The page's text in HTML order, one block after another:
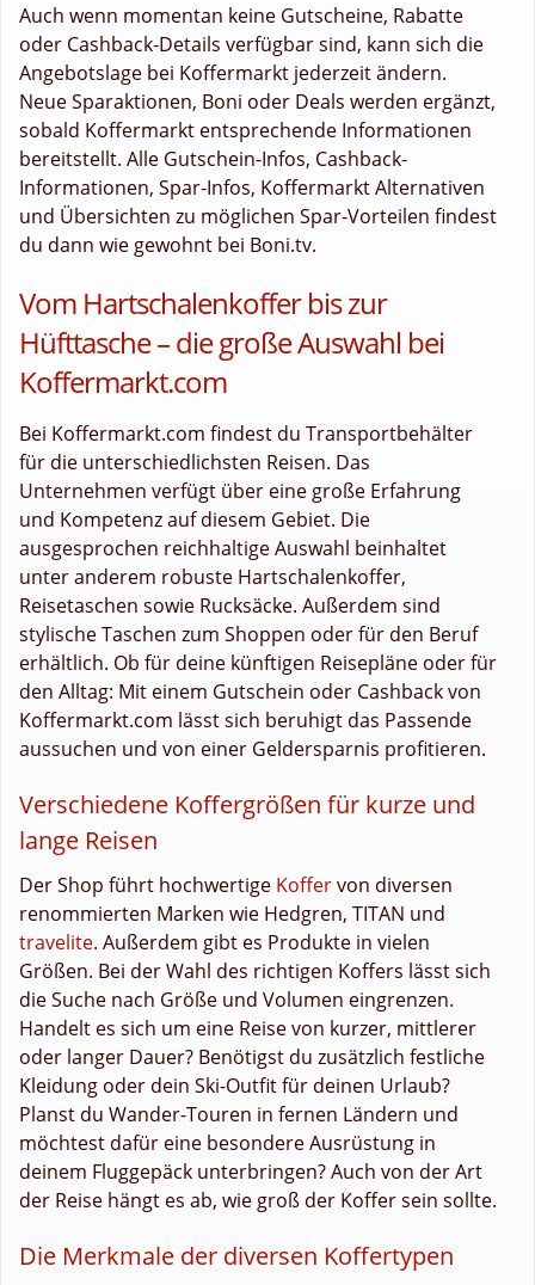
Auch wenn momentan keine Gutscheine, Rabatte
oder Cashback-Details verfügbar sind, kann sich die
Angebotslage bei Koffermarkt jederzeit ändern.
Neue Sparaktionen, Boni oder Deals werden ergänzt,
sobald Koffermarkt entsprechende Informationen
bereitstellt. Alle Gutschein-Infos, Cashback-
Informationen, Spar-Infos, Koffermarkt Alternativen
und Übersichten zu möglichen Spar-Vorteilen findest
du dann wie gewohnt bei Boni.tv.
Vom Hartschalenkoffer bis zur
Hüfttasche – die große Auswahl bei
Koffermarkt.com
Bei Koffermarkt.com findest du Transportbehälter
für die unterschiedlichsten Reisen. Das
Unternehmen verfügt über eine große Erfahrung
und Kompetenz auf diesem Gebiet. Die
ausgesprochen reichhaltige Auswahl beinhaltet
unter anderem robuste Hartschalenkoffer,
Reisetaschen sowie Rucksäcke. Außerdem sind
stylische Taschen zum Shoppen oder für den Beruf
erhältlich. Ob für deine künftigen Reisepläne oder für
den Alltag: Mit einem Gutschein oder Cashback von
Koffermarkt.com lässt sich beruhigt das Passende
aussuchen und von einer Geldersparnis profitieren.
Verschiedene Koffergrößen für kurze und
lange Reisen
Der Shop führt hochwertige Koffervon diversen
renommierten Marken wie Hedgren, TITAN und
travelite. Außerdem gibt es Produkte in vielen
Größen. Bei der Wahl des richtigen Koffers lässt sich
die Suche nach Größe und Volumen eingrenzen.
Handelt es sich um eine Reise von kurzer, mittlerer
oder langer Dauer? Benötigst du zusätzlich festliche
Kleidung oder dein Ski-Outfit für deinen Urlaub?
Planst du Wander-Touren in fernen Ländern und
möchtest dafür eine besondere Ausrüstung in
deinem Fluggepäck unterbringen? Auch von der Art
der Reise hängt es ab, wie groß der Koffer sein sollte.
Die Merkmale der diversen Koffertypen